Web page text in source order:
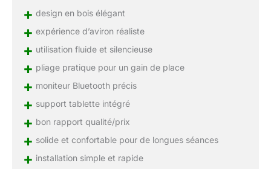
+ design en bois élégant
+ expérience d’aviron réaliste
+ utilisation fluide et silencieuse
+ pliage pratique pour un gain de place
+ moniteur Bluetooth précis
+ support tablette intégré
+ bon rapport qualité/prix
+ solide et confortable pour de longues séances
+ installation simple et rapide